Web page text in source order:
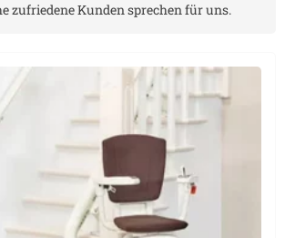
zufriedene Kunden sprechen für uns.